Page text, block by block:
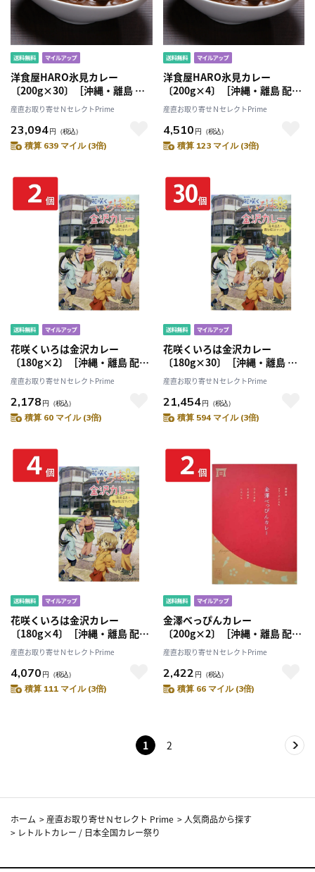
洋食屋HARO氷見カレー
〔200g×30〕［沖縄・離島 配
送不可］
産直お取り寄せＮセレクトPrime
23,094円 （税込）
積算 639 マイル (3倍)
洋食屋HARO氷見カレー
〔200g×4〕［沖縄・離島 配送
不可］
産直お取り寄せＮセレクトPrime
4,510 円 （税込）
積算 123 マイル (3倍)
花咲くいろは金沢カレー
〔180g×2〕［沖縄・離島 配送
不可］
産直お取り寄せＮセレクトPrime
2,178 円 （税込）
積算 60 マイル (3倍)
花咲くいろは金沢カレー
〔180g×30〕［沖縄・離島 配
送不可］
産直お取り寄せＮセレクトPrime
21,454円 （税込）
積算 594 マイル (3倍)
花咲くいろは金沢カレー
〔180g×4〕［沖縄・離島 配送
不可］
産直お取り寄せＮセレクトPrime
4,070 円 （税込）
積算 111 マイル (3倍)
金澤べっぴんカレー
〔200g×2〕［沖縄・離島 配送
不可］
産直お取り寄せＮセレクトPrime
2,422 円 （税込）
積算 66 マイル (3倍)
1 2
ホーム > 産直お取り寄せＮセレクト Prime > 人気商品から探す
> レトルトカレー / 日本全国カレー祭り